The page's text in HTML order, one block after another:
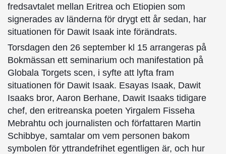
fredsavtalet mellan Eritrea och Etiopien som
signerades av länderna för drygt ett år sedan, har
situationen för Dawit Isaak inte förändrats.
Torsdagen den 26 september kl 15 arrangeras på
Bokmässan ett seminarium och manifestation på
Globala Torgets scen, i syfte att lyfta fram
situationen för Dawit Isaak. Esayas Isaak, Dawit
Isaaks bror, Aaron Berhane, Dawit Isaaks tidigare
chef, den eritreanska poeten Yirgalem Fisseha
Mebrahtu och journalisten och författaren Martin
Schibbye, samtalar om vem personen bakom
symbolen för yttrandefrihet egentligen är, och hur